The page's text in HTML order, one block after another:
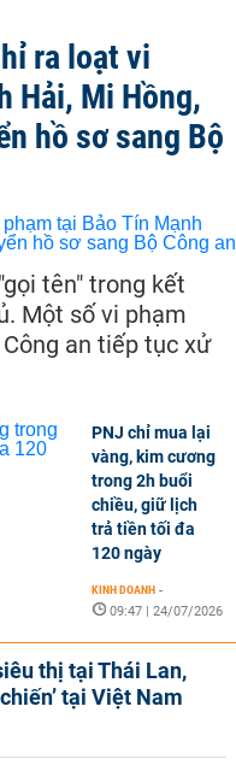
ra loạt vi
Hải, Mi Hồng,
hồ sơ sang Bộ
tên" trong kết
Một số vi phạm
an tiếp tục xử
PNJ chỉ mua lại
vàng, kim cương
trong 2h buổi
chiều, giữ lịch
trả tiền tối đa
120 ngày
KINH DOANH -
09:47 | 24/07/2026
thị tại Thái Lan,
tại Việt Nam